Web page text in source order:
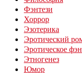
Фэнтези
Хоррор
Эзотерика
Эротический
Эротическое
Этногенез
Юмор